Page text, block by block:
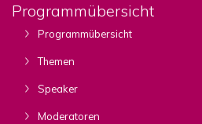
Programmübersicht
Programmübersicht
Themen
Speaker
Moderatoren